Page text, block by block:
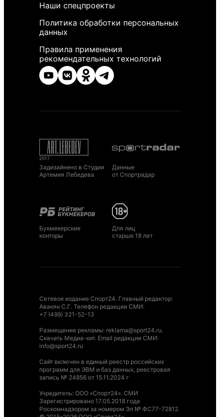
Наши спецпроекты
Политика обработки персональных
данных
Правила применения
рекомендательных технологий
Задизайнено в Студии
Артемия Лебедева
Данные
от Спортрадар
Букмекерские
конторы
Для лиц
старше 18 лет
Сетевое издание Спорт24. Главный редактор:
Авакян С.Г. Телефон редакции СМИ:
+7 (499) 321-52-13
Размещение рекламы: reklama@sport24.ru.
Скачать Медиа-кит. Email редакции СМИ:
info@sport24.ru
Сайт включен в единый реестр российских
программ для ЭВМ и баз данных, реестровая
запись № 24856 от 15.11.2024 г
Учредитель: ООО «Спорт24». СМИ
Зарегистрировано 17.05.2018 года
Роскомнадзором за номером Эл № ФС77-72812.